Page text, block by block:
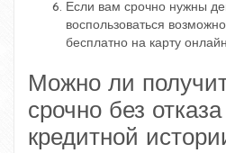
Если вам срочно нужны
воспользоваться
бесплатно на карту
Можно ли
срочно без
кредитной